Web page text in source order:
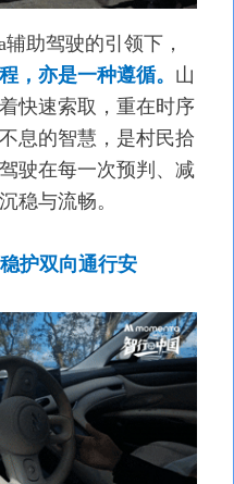
助驾驶的引领下，
，亦是一种遵循。 山
快速索取，重在时序
息的智慧，是村民拾
驶在每一次预判、减
稳与流畅。
护双向通行安